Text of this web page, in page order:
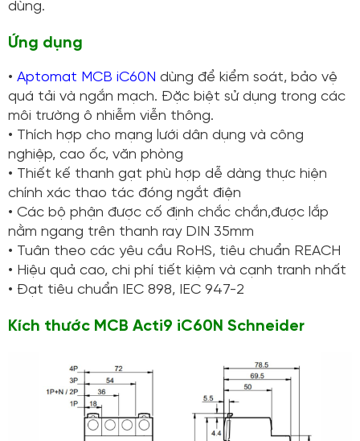
dùng.
Ứng dụng
• Aptomat MCB iC60N dùng để kiểm soát, bảo vệ
quá tải và ngắn mạch. Đặc biệt sử dụng trong các
môi trường ô nhiễm viễn thông.
• Thích hợp cho mạng lưới dân dụng và công
nghiệp, cao ốc, văn phòng
• Thiết kế thanh gạt phù hợp dễ dàng thực hiện
chính xác thao tác đóng ngắt điện
• Các bộ phận được cố định chắc chắn,được lắp
nằm ngang trên thanh ray DIN 35mm
• Tuân theo các yêu cầu RoHS, tiêu chuẩn REACH
• Hiệu quả cao, chi phí tiết kiệm và cạnh tranh nhất
• Đạt tiêu chuẩn IEC 898, IEC 947-2
Kích thước MCB Acti9 iC60N Schneider